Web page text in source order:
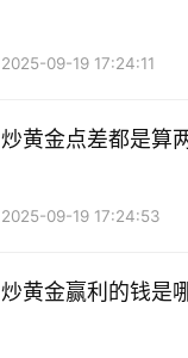
2025-09-19 17:24:11
炒黄金点差都是算
2025-09-19 17:24:53
炒黄金赢利的钱是